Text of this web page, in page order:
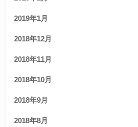
2019年1月
2018年12月
2018年11月
2018年10月
2018年9月
2018年8月